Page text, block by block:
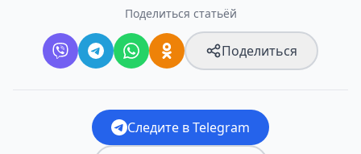
Поделиться статьёй
Поделиться
Следите в Telegram